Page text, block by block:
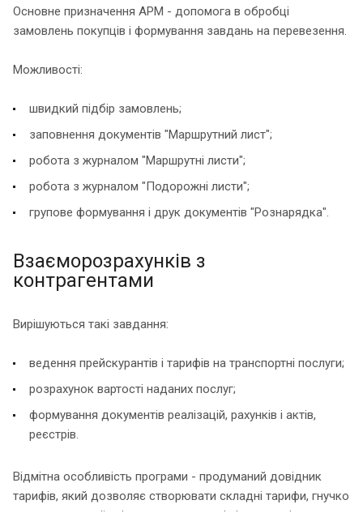
Основне призначення АРМ - допомога в обробці
замовлень покупців і формування завдань на перевезення.
Можливості:
швидкий підбір замовлень;
заповнення документів "Маршрутний лист";
робота з журналом "Маршрутні листи";
робота з журналом "Подорожні листи";
групове формування і друк документів "Рознарядка".
Взаєморозрахунків з
контрагентами
Вирішуються такі завдання:
ведення прейскурантів і тарифів на транспортні послуги;
розрахунок вартості наданих послуг;
формування документів реалізацій, рахунків і актів,
реєстрів.
Відмітна особливість програми - продуманий довідник
тарифів, який дозволяє створювати складні тарифи, гнучко